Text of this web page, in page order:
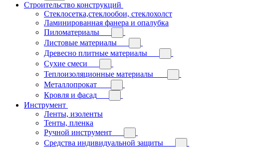
Строительство конструкций
Стеклосетка,стеклообои, стеклохолст
Ламинированная фанера и опалубка
Пиломатериалы
Листовые материалы
Древесно плитные материалы
Сухие смеси
Теплоизоляционные материалы
Металлопрокат
Кровля и фасад
Инструмент
Ленты, изоленты
Тенты, пленка
Ручной инструмент
Средства индивидуальной защиты